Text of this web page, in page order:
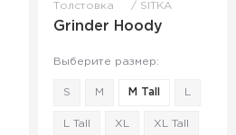
Толстовка SITKA
Grinder Hoody
Выберите размер:
S M M Tall
L Tall XL XL Tall